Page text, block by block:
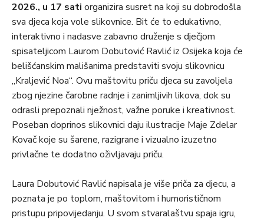
2026., u 17 sati organizira susret na koji su dobrodošla
sva djeca koja vole slikovnice. Bit će to edukativno,
interaktivno i nadasve zabavno druženje s dječjom
spisateljicom Laurom Dobutović Ravlić iz Osijeka koja će
belišćanskim mališanima predstaviti svoju slikovnicu
„Kraljević Noa“. Ovu maštovitu priču djeca su zavoljela
zbog njezine čarobne radnje i zanimljivih likova, dok su
odrasli prepoznali nježnost, važne poruke i kreativnost.
Poseban doprinos slikovnici daju ilustracije Maje Zdelar
Kovač koje su šarene, razigrane i vizualno izuzetno
privlačne te dodatno oživljavaju priču.
Laura Dobutović Ravlić napisala je više priča za djecu, a
poznata je po toplom, maštovitom i humorističnom
pristupu pripovijedanju. U svom stvaralaštvu spaja igru,